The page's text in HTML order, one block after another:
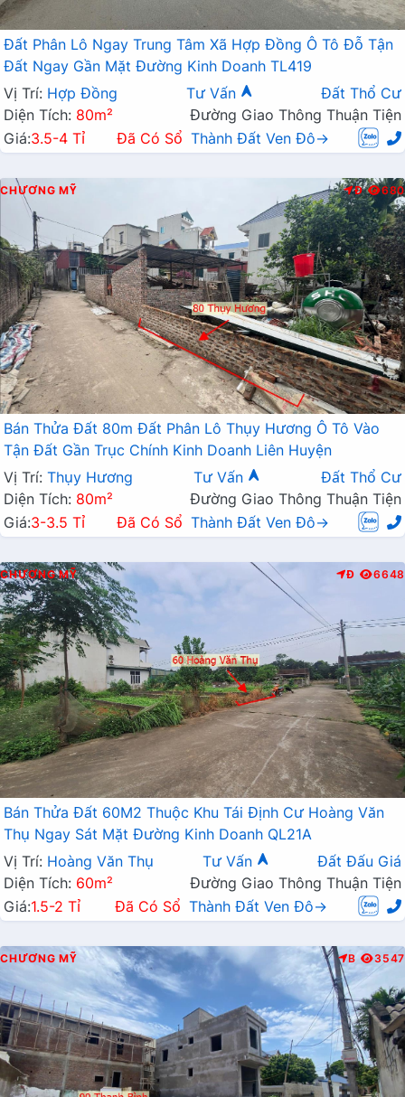
Đất Phân Lô Ngay Trung Tâm Xã Hợp Đồng Ô Tô Đỗ Tận
Đất Ngay Gần Mặt Đường Kinh Doanh TL419
Vị Trí: Hợp Đồng Tư Vấn
Đất Thổ Cư
Diện Tích: 80m²
Đường Giao Thông Thuận Tiện
Giá:3.5-4 Tỉ Đã Có Sổ Thành Đất Ven Đô→
CHƯƠNG MỸ Đ 680
Bán Thửa Đất 80m Đất Phân Lô Thụy Hương Ô Tô Vào
Tận Đất Gần Trục Chính Kinh Doanh Liên Huyện
Vị Trí: Thụy Hương Tư Vấn
Đất Thổ Cư
Diện Tích: 80m²
Đường Giao Thông Thuận Tiện
Giá:3-3.5 Tỉ Đã Có Sổ Thành Đất Ven Đô→
CHƯƠNG MỸ Đ 6648
Bán Thửa Đất 60M2 Thuộc Khu Tái Định Cư Hoàng Văn
Thụ Ngay Sát Mặt Đường Kinh Doanh QL21A
Vị Trí: Hoàng Văn Thụ Tư Vấn
Đất Đấu Giá
Diện Tích: 60m²
Đường Giao Thông Thuận Tiện
Giá:1.5-2 Tỉ Đã Có Sổ Thành Đất Ven Đô→
CHƯƠNG MỸ B 3547